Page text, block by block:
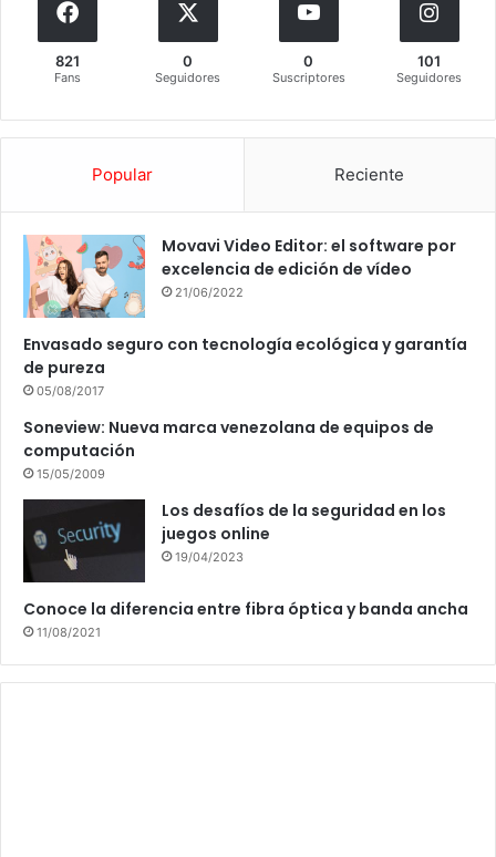
821
Fans
0
Seguidores
0
Suscriptores
101
Seguidores
Popular Reciente
Movavi Video Editor: el software por
excelencia de edición de vídeo
21/06/2022
Envasado seguro con tecnología ecológica y garantía
de pureza
05/08/2017
Soneview: Nueva marca venezolana de equipos de
computación
15/05/2009
Los desafíos de la seguridad en los
juegos online
19/04/2023
Conoce la diferencia entre fibra óptica y banda ancha
11/08/2021